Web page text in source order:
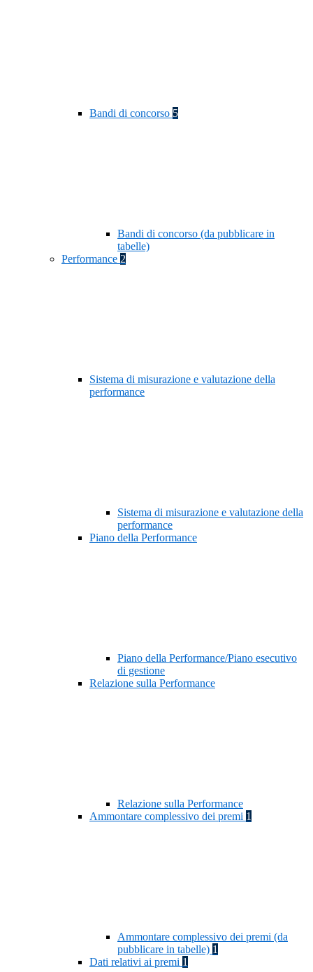
Bandi di concorso 5
Bandi di concorso (da pubblicare in
tabelle)
Performance 2
Sistema di misurazione e valutazione della
performance
Sistema di misurazione e valutazione della
performance
Piano della Performance
Piano della Performance/Piano esecutivo
di gestione
Relazione sulla Performance
Relazione sulla Performance
Ammontare complessivo dei premi 1
Ammontare complessivo dei premi (da
pubblicare in tabelle) 1
Dati relativi ai premi 1